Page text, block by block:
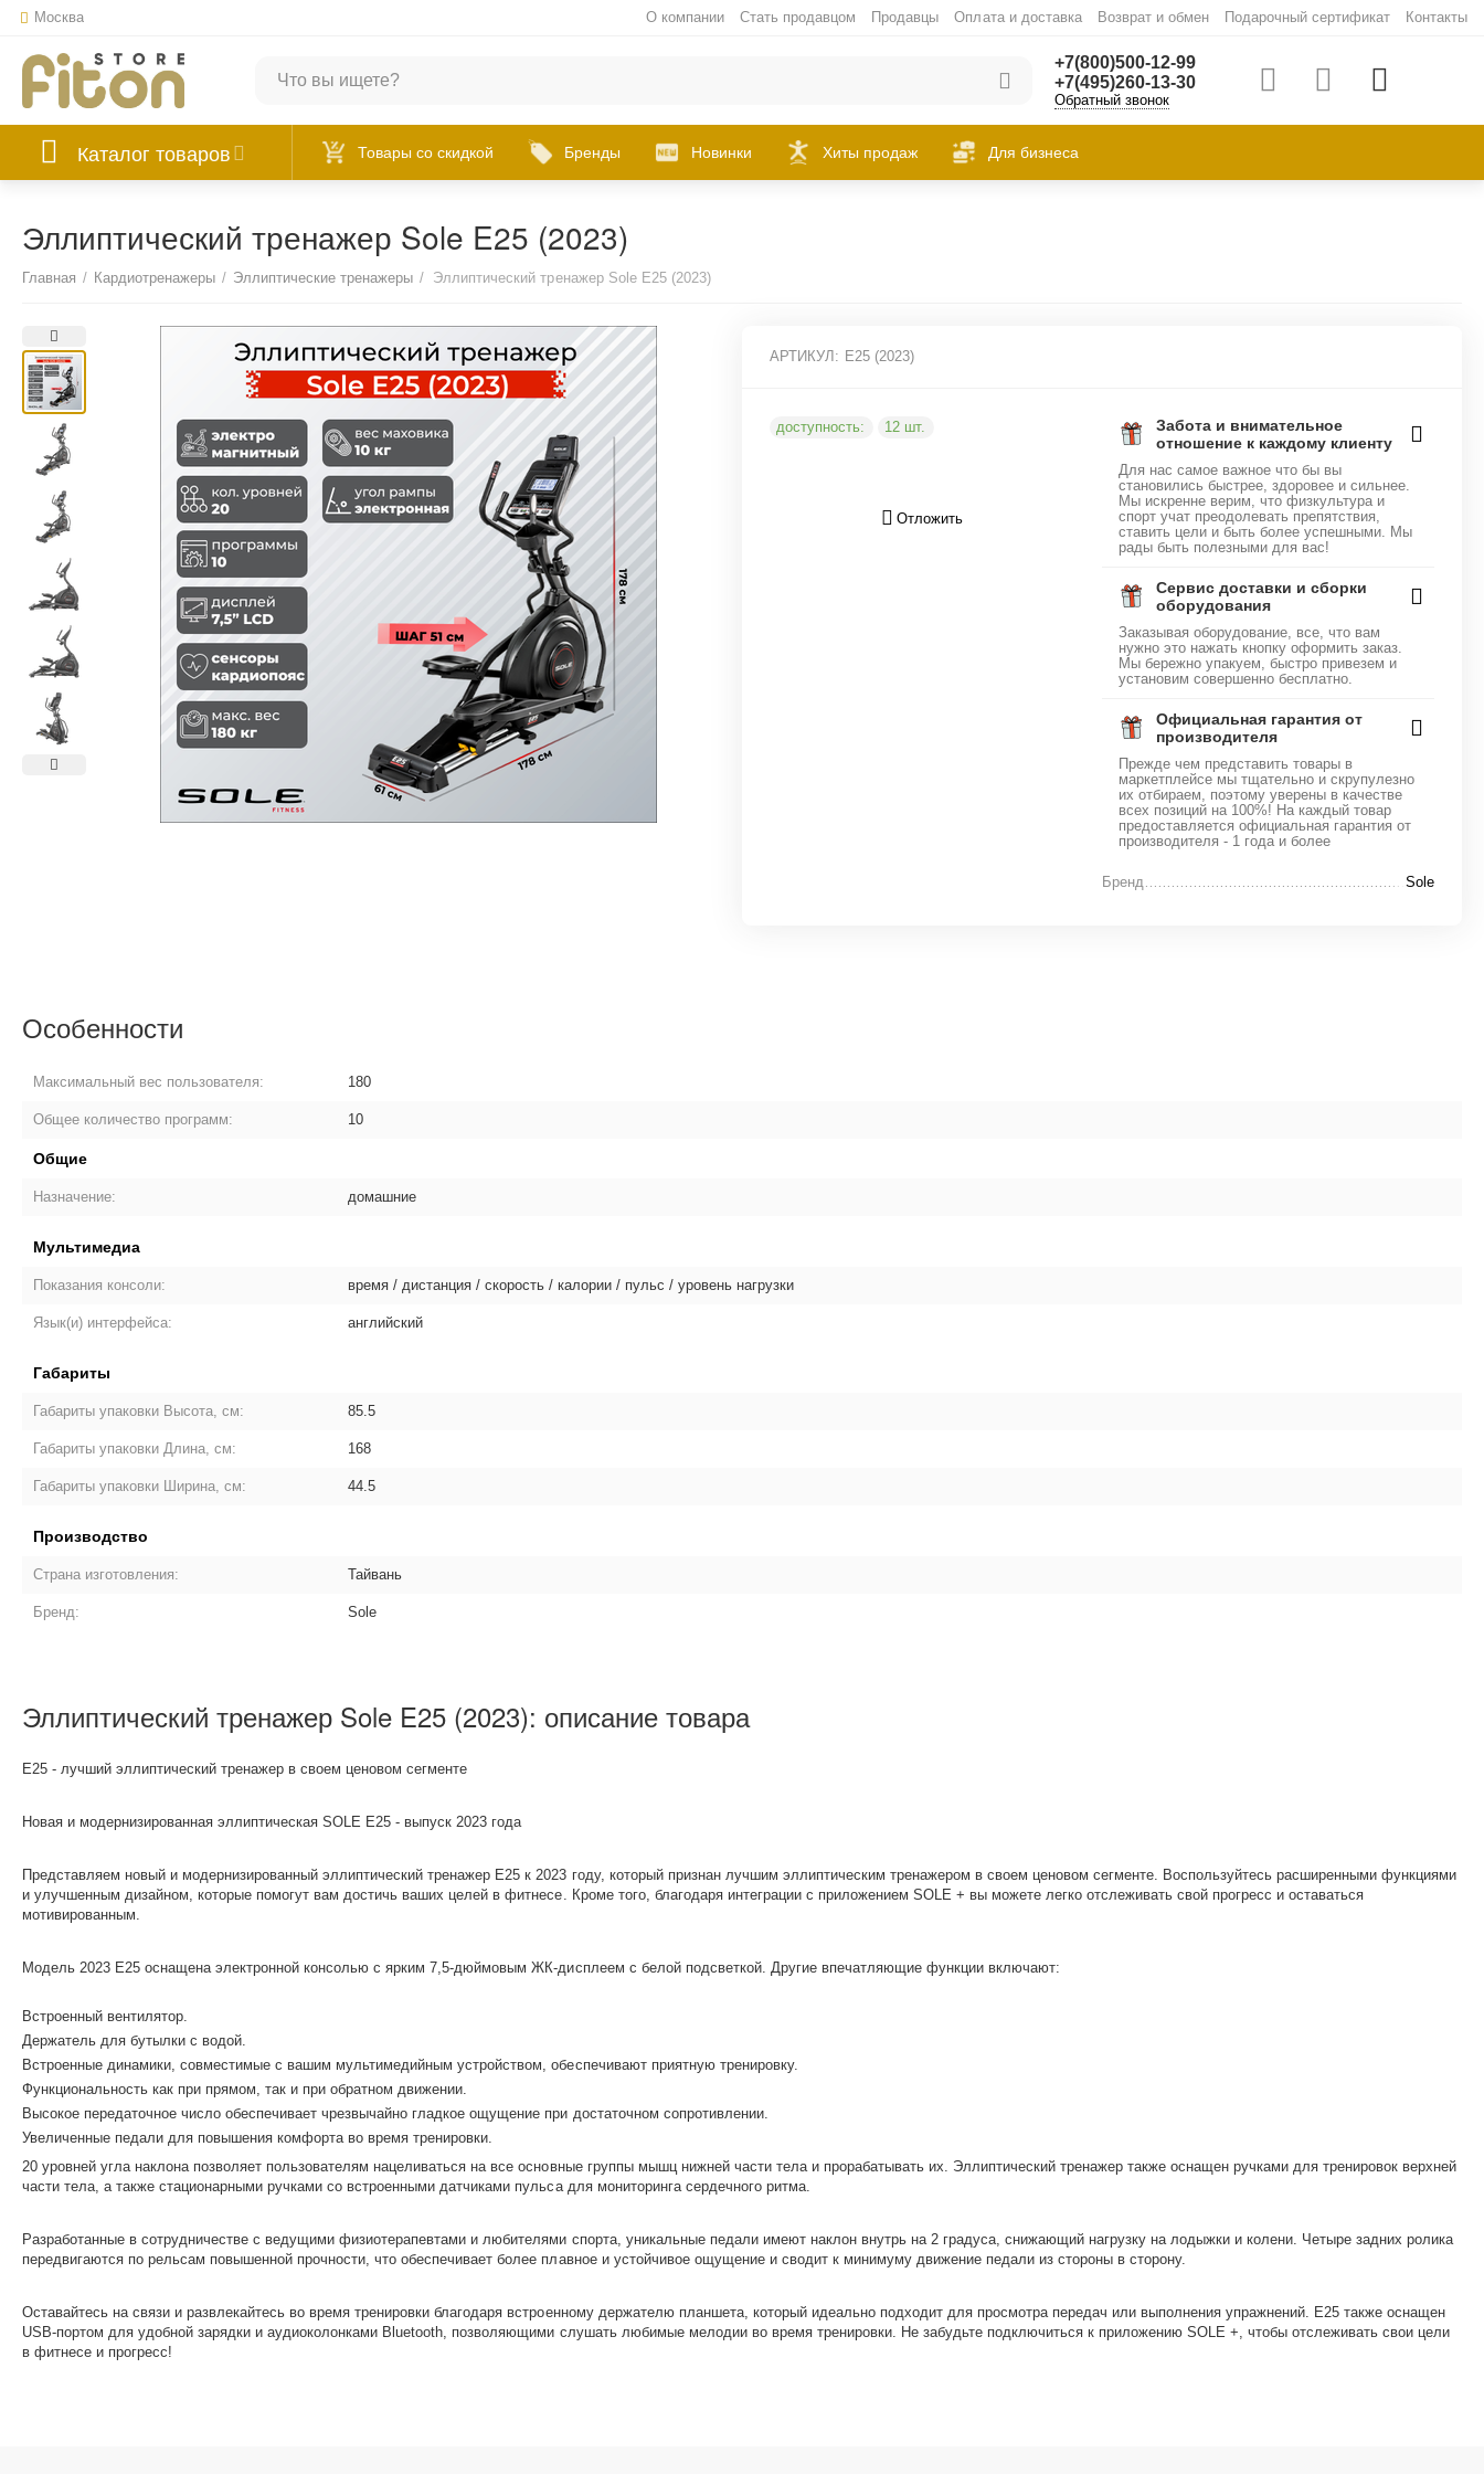
Москва О компании Стать продавцом Продавцы Оплата и доставка Возврат и обмен Подарочный сертификат Контакты
+7(800)500-12-99
+7(495)260-13-30
Обратный звонок
Каталог товаров Товары со скидкой Бренды Новинки Хиты продаж Для бизнеса
Эллиптический тренажер Sole E25 (2023)
Главная / Кардиотренажеры / Эллиптические тренажеры / Эллиптический тренажер Sole E25 (2023)
АРТИКУЛ: E25 (2023)
доступность: 12 шт.
Отложить
Забота и внимательное
отношение к каждому клиенту
Для нас самое важное что бы вы
становились быстрее, здоровее и сильнее.
Мы искренне верим, что физкультура и
спорт учат преодолевать препятствия,
ставить цели и быть более успешными. Мы
рады быть полезными для вас!
Сервис доставки и сборки
оборудования
Заказывая оборудование, все, что вам
нужно это нажать кнопку оформить заказ.
Мы бережно упакуем, быстро привезем и
установим совершенно бесплатно.
Официальная гарантия от
производителя
Прежде чем представить товары в
маркетплейсе мы тщательно и скрупулезно
их отбираем, поэтому уверены в качестве
всех позиций на 100%! На каждый товар
предоставляется официальная гарантия от
производителя - 1 года и более
Бренд Sole
Особенности
Максимальный вес пользователя: 180
Общее количество программ: 10
Общие
Назначение: домашние
Мультимедиа
Показания консоли: время / дистанция / скорость / калории / пульс / уровень нагрузки
Язык(и) интерфейса: английский
Габариты
Габариты упаковки Высота, см: 85.5
Габариты упаковки Длина, см: 168
Габариты упаковки Ширина, см: 44.5
Производство
Страна изготовления: Тайвань
Бренд: Sole
Эллиптический тренажер Sole E25 (2023): описание товара
E25 - лучший эллиптический тренажер в своем ценовом сегменте
Новая и модернизированная эллиптическая SOLE E25 - выпуск 2023 года
Представляем новый и модернизированный эллиптический тренажер E25 к 2023 году, который признан лучшим эллиптическим тренажером в своем ценовом сегменте. Воспользуйтесь расширенными функциями
и улучшенным дизайном, которые помогут вам достичь ваших целей в фитнесе. Кроме того, благодаря интеграции с приложением SOLE + вы можете легко отслеживать свой прогресс и оставаться
мотивированным.
Модель 2023 E25 оснащена электронной консолью с ярким 7,5-дюймовым ЖК-дисплеем с белой подсветкой. Другие впечатляющие функции включают:
Встроенный вентилятор.
Держатель для бутылки с водой.
Встроенные динамики, совместимые с вашим мультимедийным устройством, обеспечивают приятную тренировку.
Функциональность как при прямом, так и при обратном движении.
Высокое передаточное число обеспечивает чрезвычайно гладкое ощущение при достаточном сопротивлении.
Увеличенные педали для повышения комфорта во время тренировки.
20 уровней угла наклона позволяет пользователям нацеливаться на все основные группы мышц нижней части тела и прорабатывать их. Эллиптический тренажер также оснащен ручками для тренировок верхней
части тела, а также стационарными ручками со встроенными датчиками пульса для мониторинга сердечного ритма.
Разработанные в сотрудничестве с ведущими физиотерапевтами и любителями спорта, уникальные педали имеют наклон внутрь на 2 градуса, снижающий нагрузку на лодыжки и колени. Четыре задних ролика
передвигаются по рельсам повышенной прочности, что обеспечивает более плавное и устойчивое ощущение и сводит к минимуму движение педали из стороны в сторону.
Оставайтесь на связи и развлекайтесь во время тренировки благодаря встроенному держателю планшета, который идеально подходит для просмотра передач или выполнения упражнений. E25 также оснащен
USB-портом для удобной зарядки и аудиоколонками Bluetooth, позволяющими слушать любимые мелодии во время тренировки. Не забудьте подключиться к приложению SOLE +, чтобы отслеживать свои цели
в фитнесе и прогресс!